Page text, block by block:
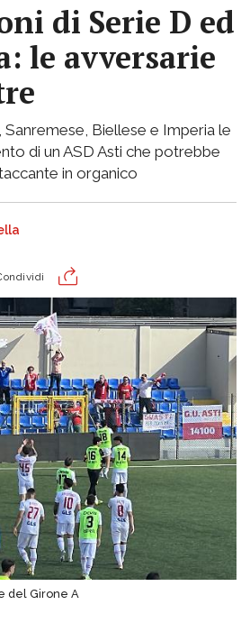
di Serie D ed
le avversarie
Sanremese, Biellese e Imperia le
di un ASD Asti che potrebbe
in organico
del Girone A